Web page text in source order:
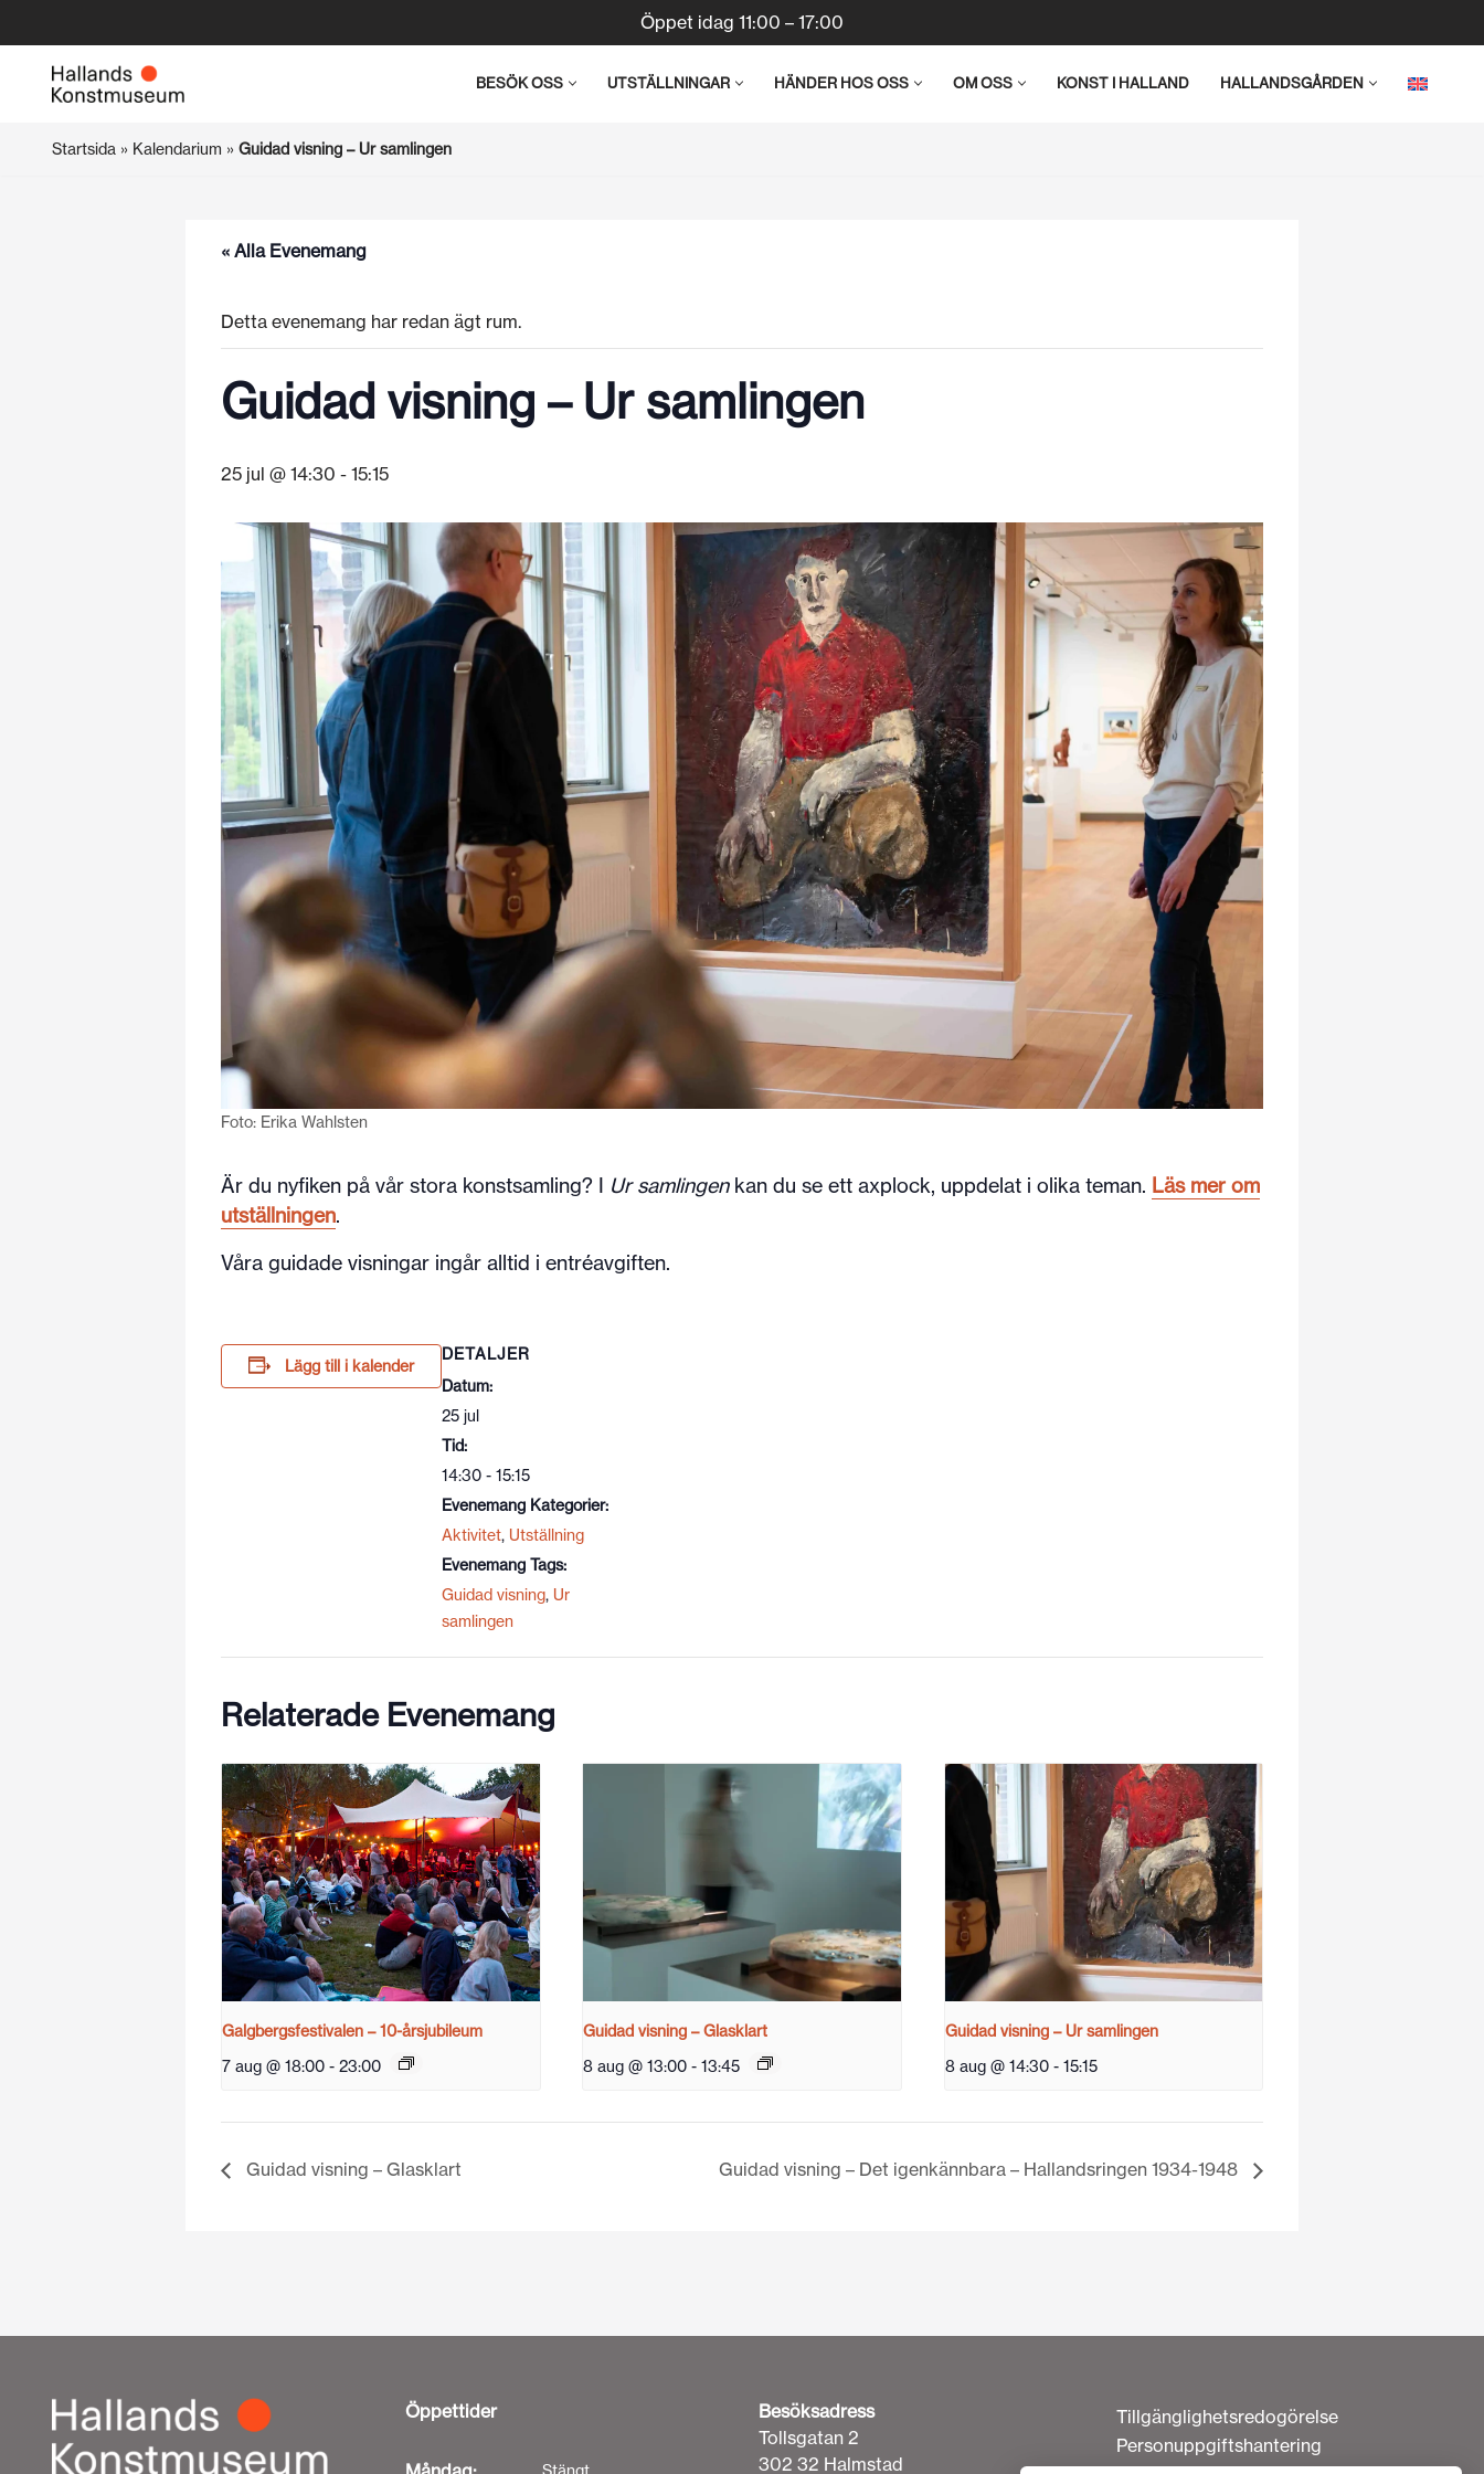
Hoppa
Öppet idag 11:00 – 17:00
BESÖK OSS UTSTÄLLNINGAR HÄNDER HOS OSS OM OSS KONST I HALLAND HALLANDSGÅRDEN
Startsida » Kalendarium » Guidad visning – Ur samlingen
« Alla Evenemang
Detta evenemang har redan ägt rum.
Guidad visning – Ur samlingen
25 jul @ 14:30 - 15:15
Foto: Erika Wahlsten
Är du nyfiken på vår stora konstsamling? I Ur samlingenkan du se ett axplock, uppdelat i olika teman. Läs mer om
utställningen.
Våra guidade visningar ingår alltid i entréavgiften.
Lägg till i kalender
DETALJER
Datum:
25 jul
Tid:
14:30 - 15:15
Evenemang Kategorier:
Aktivitet, Utställning
Evenemang Tags:
Guidad visning, Ur
samlingen
Relaterade Evenemang
Galgbergsfestivalen – 10-årsjubileum
7 aug @ 18:00 - 23:00
Guidad visning – Glasklart
8 aug @ 13:00 - 13:45
Guidad visning – Ur samlingen
8 aug @ 14:30 - 15:15
Guidad visning – Glasklart Guidad visning – Det igenkännbara – Hallandsringen 1934-1948
Öppettider
Besöksadress
Tollsgatan 2
302 32 Halmstad
Tillgänglighetsredogörelse
Personuppgiftshantering